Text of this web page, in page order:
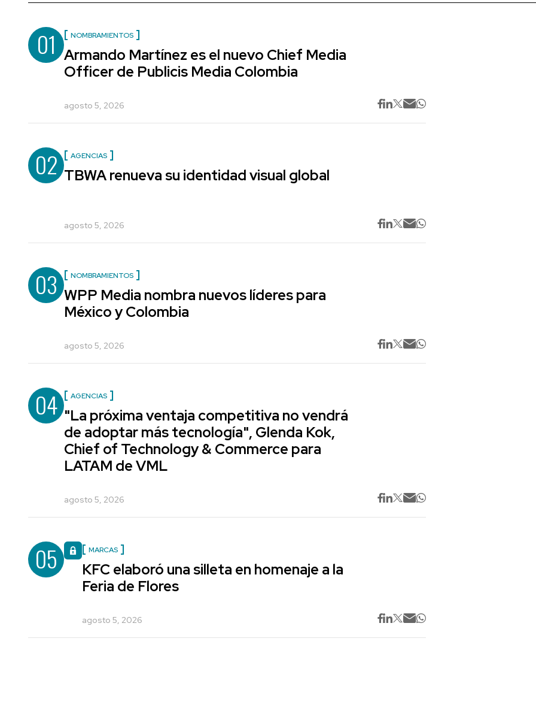
01 NOMBRAMIENTOS
Armando Martínez es el nuevo Chief Media
Officer de Publicis Media Colombia
agosto 5, 2026
02 AGENCIAS
TBWA renueva su identidad visual global
agosto 5, 2026
03 NOMBRAMIENTOS
WPP Media nombra nuevos líderes para
México y Colombia
agosto 5, 2026
04 AGENCIAS
"La próxima ventaja competitiva no vendrá
de adoptar más tecnología", Glenda Kok,
Chief of Technology & Commerce para
LATAM de VML
agosto 5, 2026
05 MARCAS
KFC elaboró una silleta en homenaje a la
Feria de Flores
agosto 5, 2026